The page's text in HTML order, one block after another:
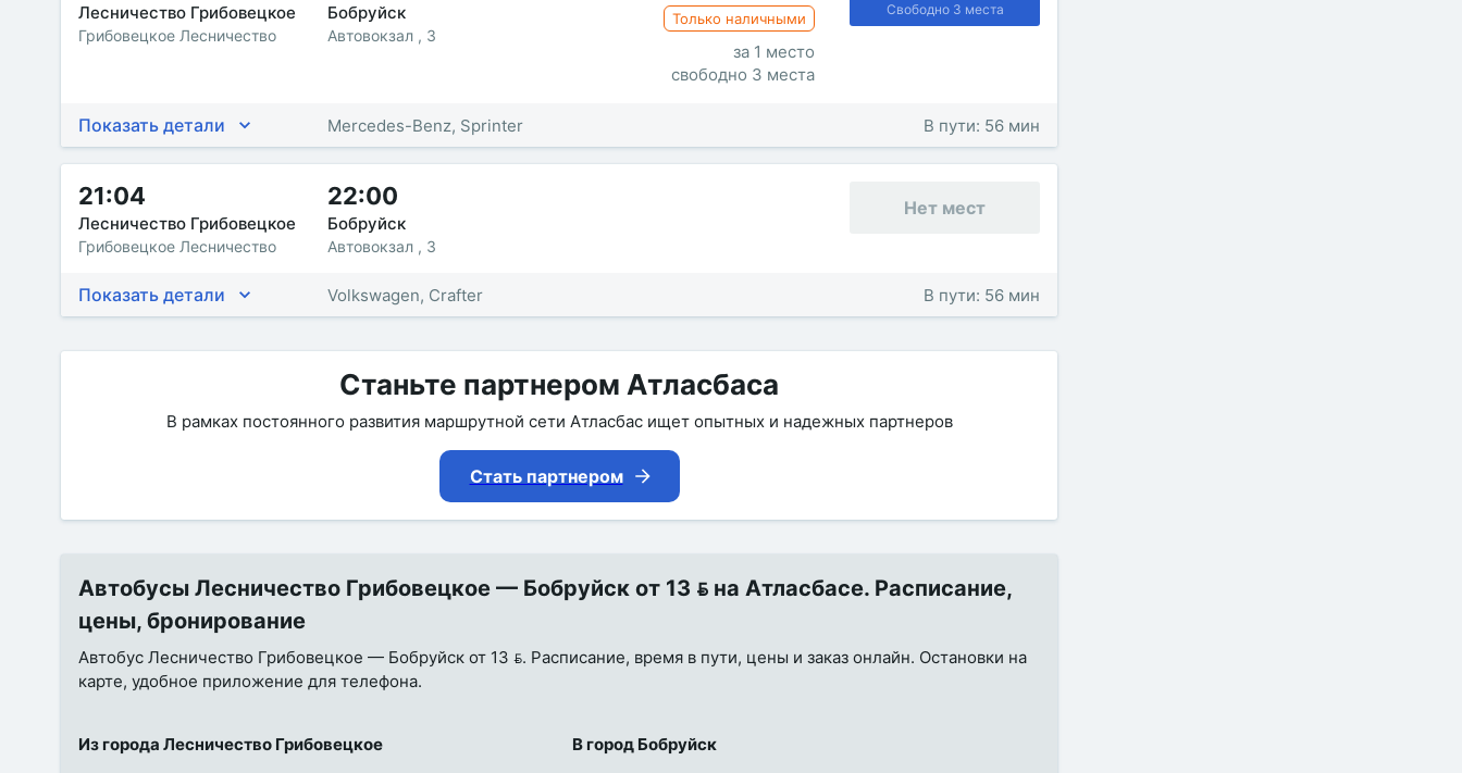
Лесничество Грибовецкое
Грибовецкое Лесничество
Бобруйск
Автовокзал , 3
Только наличными
за 1 место
свободно 3 места
Свободно 3 места
Показать детали Mercedes-Benz, Sprinter В пути: 56 мин
21:04
Лесничество Грибовецкое
Грибовецкое Лесничество
22:00
Бобруйск
Автовокзал , 3
Нет мест
Показать детали Volkswagen, Crafter В пути: 56 мин
Станьте партнером Атласбаса
В рамках постоянного развития маршрутной сети Атласбас ищет опытных и надежных партнеров
Стать партнером
Автобусы Лесничество Грибовецкое — Бобруйск от 13  на Атласбасе. Расписание,
цены, бронирование
Автобус Лесничество Грибовецкое — Бобруйск от 13 . Расписание, время в пути, цены и заказ онлайн. Остановки на
карте, удобное приложение для телефона.
Из города Лесничество Грибовецкое В город Бобруйск